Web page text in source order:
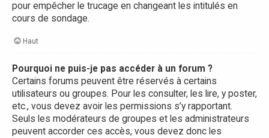
pour empêcher le trucage en changeant les intitulés en
cours de sondage.
Haut
Pourquoi ne puis-je pas accéder à un forum ?
Certains forums peuvent être réservés à certains
utilisateurs ou groupes. Pour les consulter, les lire, y poster,
etc., vous devez avoir les permissions s’y rapportant.
Seuls les modérateurs de groupes et les administrateurs
peuvent accorder ces accès, vous devez donc les